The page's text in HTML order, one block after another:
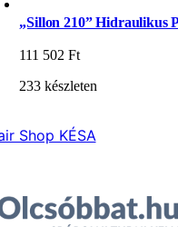
„Sillon 210” Hidraulikus
111 502Ft
233 készleten
Shop KÉSA